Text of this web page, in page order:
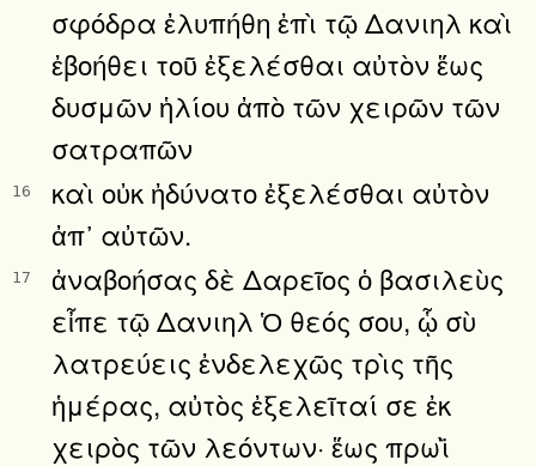
σφόδρα ἐλυπήθη ἐπὶ τῷ Δανιηλ καὶ
ἐβοήθει τοῦ ἐξελέσθαι αὐτὸν ἕως
δυσμῶν ἡλίου ἀπὸ τῶν χειρῶν τῶν
σατραπῶν
16
καὶ οὐκ ἠδύνατο ἐξελέσθαι αὐτὸν
ἀπ᾿ αὐτῶν.
17
ἀναβοήσας δὲ Δαρεῖος ὁ βασιλεὺς
εἶπε τῷ Δανιηλ Ὁ θεός σου, ᾧ σὺ
λατρεύεις ἐνδελεχῶς τρὶς τῆς
ἡμέρας, αὐτὸς ἐξελεῖταί σε ἐκ
χειρὸς τῶν λεόντων· ἕως πρωῒ